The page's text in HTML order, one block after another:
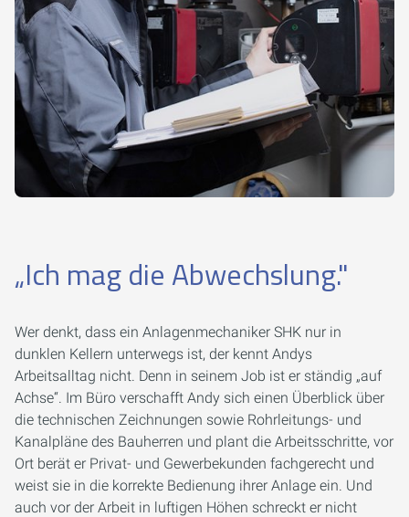
„Ich mag die Abwechslung."
Wer denkt, dass ein Anlagenmechaniker SHK nur in
dunklen Kellern unterwegs ist, der kennt Andys
Arbeitsalltag nicht. Denn in seinem Job ist er ständig „auf
Achse“. Im Büro verschafft Andy sich einen Überblick über
die technischen Zeichnungen sowie Rohrleitungs- und
Kanalpläne des Bauherren und plant die Arbeitsschritte, vor
Ort berät er Privat- und Gewerbekunden fachgerecht und
weist sie in die korrekte Bedienung ihrer Anlage ein. Und
auch vor der Arbeit in luftigen Höhen schreckt er nicht